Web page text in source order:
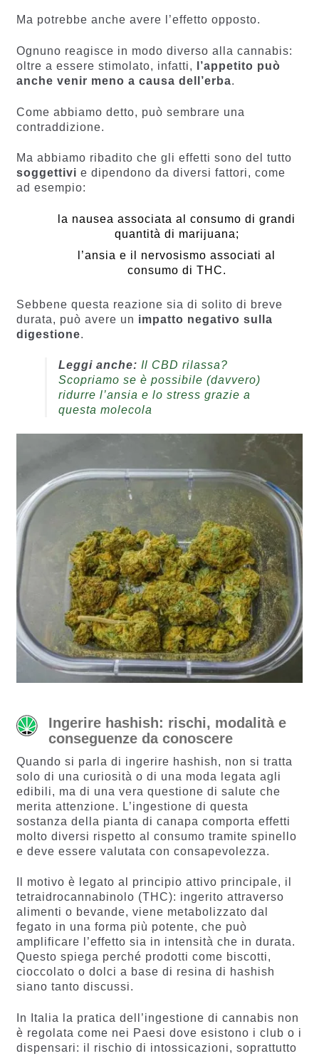
Ma potrebbe anche avere l’effetto opposto.
Ognuno reagisce in modo diverso alla cannabis:
oltre a essere stimolato, infatti,
l’appetito può
anche venir meno a causa dell’erba.
Come abbiamo detto, può sembrare una
contraddizione.
Ma abbiamo ribadito che gli effetti sono del tutto
soggettivi e dipendono da diversi fattori, come
ad esempio:
la nausea associata al consumo di grandi
quantità di marijuana;
l’ansia e il nervosismo associati al
consumo di THC.
Sebbene questa reazione sia di solito di breve
durata, può avere un impatto negativo sulla
digestione.
Leggi anche: Il CBD rilassa?
Scopriamo se è possibile (davvero)
ridurre l’ansia e lo stress grazie a
questa molecola
Ingerire hashish: rischi, modalità e
conseguenze da conoscere
Quando si parla di ingerire hashish, non si tratta
solo di una curiosità o di una moda legata agli
edibili, ma di una vera questione di salute che
merita attenzione. L’ingestione di questa
sostanza della pianta di canapa comporta effetti
molto diversi rispetto al consumo tramite spinello
e deve essere valutata con consapevolezza.
Il motivo è legato al principio attivo principale, il
tetraidrocannabinolo (THC): ingerito attraverso
alimenti o bevande, viene metabolizzato dal
fegato in una forma più potente, che può
amplificare l’effetto sia in intensità che in durata.
Questo spiega perché prodotti come biscotti,
cioccolato o dolci a base di resina di hashish
siano tanto discussi.
In Italia la pratica dell’ingestione di cannabis non
è regolata come nei Paesi dove esistono i club o i
dispensari: il rischio di intossicazioni, soprattutto